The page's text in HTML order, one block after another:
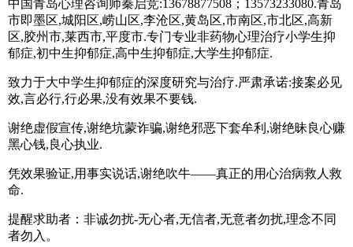
中国青岛心理咨询师秦启竞:13678877508；13573233080.青岛
市即墨区,城阳区,崂山区,李沧区,黄岛区,市南区,市北区,高新
区,胶州市,莱西市,平度市.专门专业非药物心理治疗小学生抑
郁症,初中生抑郁症,高中生抑郁症,大学生抑郁症.
致力于大中学生抑郁症的深度研究与治疗.严肃承诺:接案必见
效,言必行,行必果,没有效果不要钱.
谢绝虚假宣传,谢绝坑蒙诈骗,谢绝邪恶下套牟利 ,谢绝昧良心赚
黑心钱,良心执业.
凭效果验证,用事实说话,谢绝吹牛——真正的用心治病救人救
命.
提醒求助者：非诚勿扰-无心者,无信者,无意者勿扰,理念不同
者勿入。